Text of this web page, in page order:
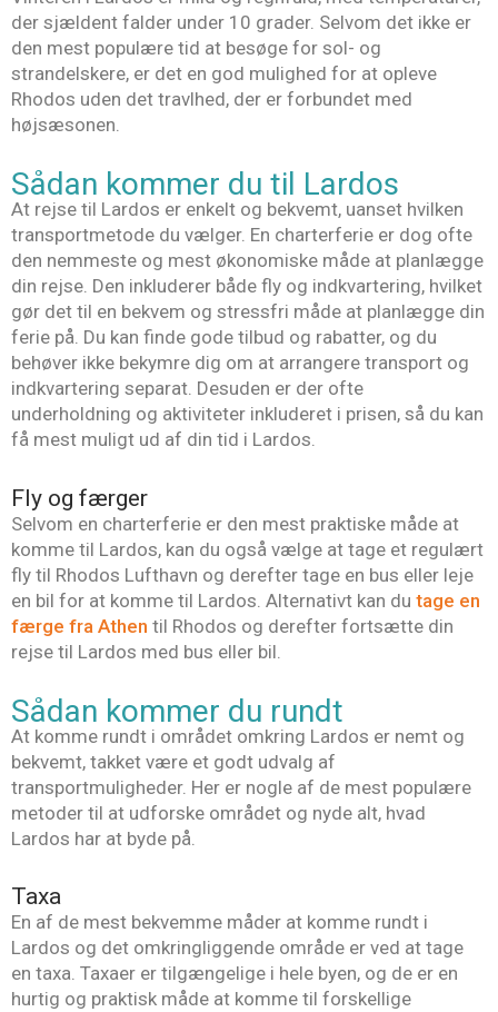
der sjældent falder under 10 grader. Selvom det ikke er
den mest populære tid at besøge for sol- og
strandelskere, er det en god mulighed for at opleve
Rhodos uden det travlhed, der er forbundet med
højsæsonen.
Sådan kommer du til Lardos
At rejse til Lardos er enkelt og bekvemt, uanset hvilken
transportmetode du vælger. En charterferie er dog ofte
den nemmeste og mest økonomiske måde at planlægge
din rejse. Den inkluderer både fly og indkvartering, hvilket
gør det til en bekvem og stressfri måde at planlægge din
ferie på. Du kan finde gode tilbud og rabatter, og du
behøver ikke bekymre dig om at arrangere transport og
indkvartering separat. Desuden er der ofte
underholdning og aktiviteter inkluderet i prisen, så du kan
få mest muligt ud af din tid i Lardos.
Fly og færger
Selvom en charterferie er den mest praktiske måde at
komme til Lardos, kan du også vælge at tage et regulært
fly til Rhodos Lufthavn og derefter tage en bus eller leje
en bil for at komme til Lardos. Alternativt kan du tage en
færge fra Athen til Rhodos og derefter fortsætte din
rejse til Lardos med bus eller bil.
Sådan kommer du rundt
At komme rundt i området omkring Lardos er nemt og
bekvemt, takket være et godt udvalg af
transportmuligheder. Her er nogle af de mest populære
metoder til at udforske området og nyde alt, hvad
Lardos har at byde på.
Taxa
En af de mest bekvemme måder at komme rundt i
Lardos og det omkringliggende område er ved at tage
en taxa. Taxaer er tilgængelige i hele byen, og de er en
hurtig og praktisk måde at komme til forskellige